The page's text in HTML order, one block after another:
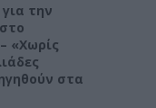
την
«Χωρίς
στα